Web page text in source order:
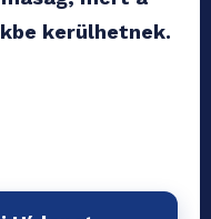
kerülhetnek.